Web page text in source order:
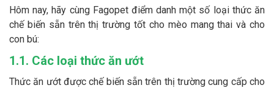
Hôm nay, hãy cùng Fagopet điểm danh một số loại thức ăn
chế biến sẵn trên thị trường tốt cho mèo mang thai và cho
con bú:
1.1. Các loại thức ăn ướt
Thức ăn ướt được chế biến sẵn trên thị trường cung cấp cho